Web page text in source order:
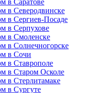
в Саратове
в Северодвинске
в Сергиев-Посаде
в Серпухове
в Смоленске
в Солнечногорске
в Сочи
в Ставрополе
в Старом Осколе
в Стерлитамаке
в Сургуте